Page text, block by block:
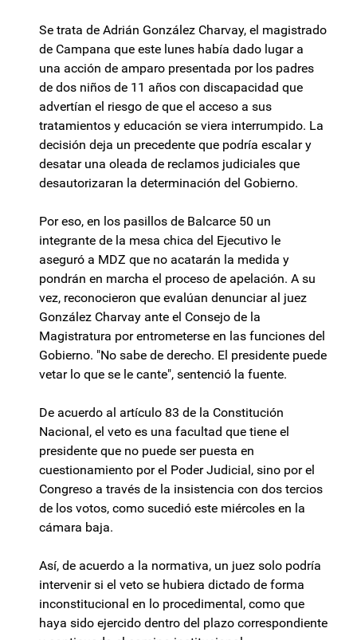
Se trata de Adrián González Charvay, el magistrado
de Campana que este lunes había dado lugar a
una acción de amparo presentada por los padres
de dos niños de 11 años con discapacidad que
advertían el riesgo de que el acceso a sus
tratamientos y educación se viera interrumpido. La
decisión deja un precedente que podría escalar y
desatar una oleada de reclamos judiciales que
desautorizaran la determinación del Gobierno.
Por eso, en los pasillos de Balcarce 50 un
integrante de la mesa chica del Ejecutivo le
aseguró a MDZ que no acatarán la medida y
pondrán en marcha el proceso de apelación. A su
vez, reconocieron que evalúan denunciar al juez
González Charvay ante el Consejo de la
Magistratura por entrometerse en las funciones del
Gobierno. "No sabe de derecho. El presidente puede
vetar lo que se le cante", sentenció la fuente.
De acuerdo al artículo 83 de la Constitución
Nacional, el veto es una facultad que tiene el
presidente que no puede ser puesta en
cuestionamiento por el Poder Judicial, sino por el
Congreso a través de la insistencia con dos tercios
de los votos, como sucedió este miércoles en la
cámara baja.
Así, de acuerdo a la normativa, un juez solo podría
intervenir si el veto se hubiera dictado de forma
inconstitucional en lo procedimental, como que
haya sido ejercido dentro del plazo correspondiente